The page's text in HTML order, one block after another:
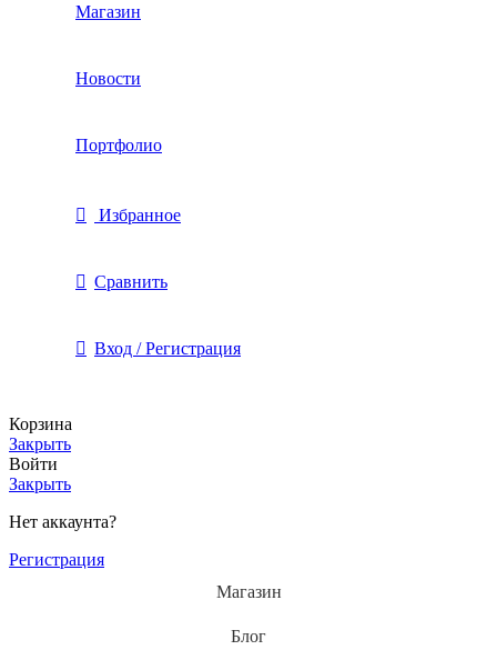
Магазин
Новости
Портфолио
Избранное
Сравнить
Вход / Регистрация
Корзина
Закрыть
Войти
Закрыть
Нет аккаунта?
Регистрация
Магазин
Блог